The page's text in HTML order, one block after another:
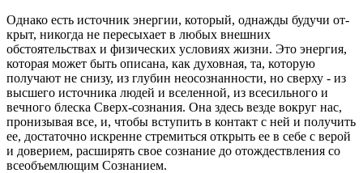
Однако есть источник энергии, который, однажды будучи от­
крыт, никогда не пересыхает в любых внешних
обстоятельствах и фи­зических условиях жизни. Это энергия,
которая может быть описана, как духовная, та, которую
получают не снизу, из глубин неосознанно­сти, но сверху - из
высшего источника людей и вселенной, из всесиль­ного и
вечного блеска Сверх-сознания. Она здесь везде вокруг нас,
пронизывая все, и, чтобы вступить в контакт с ней и получить
ее, достаточно искренне стремиться открыть ее в себе с верой
и доверием, расширять свое сознание до отождествления со
всеобъемлющим Созна­нием.